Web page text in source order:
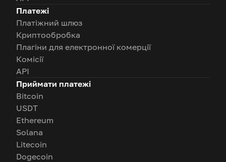
Платежі
Платіжний шлюз
Криптообробка
Плагіни для електронної комерції
Комісії
API
Приймати платежі
Bitcoin
USDT
Ethereum
Solana
Litecoin
Dogecoin